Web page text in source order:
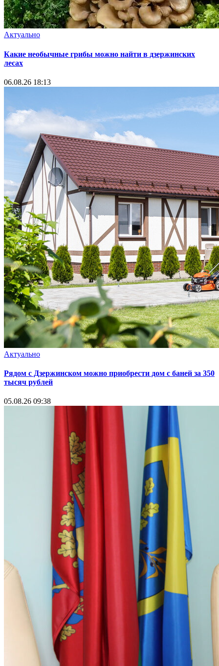
Актуально
Какие необычные грибы можно найти в дзержинских
лесах
06.08.26 18:13
Актуально
Рядом с Дзержинском можно приобрести дом с баней за 350
тысяч рублей
05.08.26 09:38